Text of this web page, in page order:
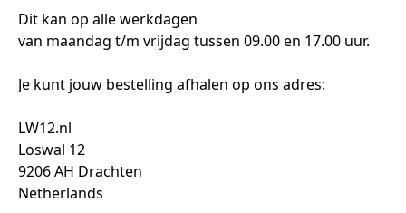
Dit kan op alle werkdagen
van maandag t/m vrijdag tussen 09.00 en 17.00 uur.
Je kunt jouw bestelling afhalen op ons adres:
LW12.nl
Loswal 12
9206 AH Drachten
Netherlands